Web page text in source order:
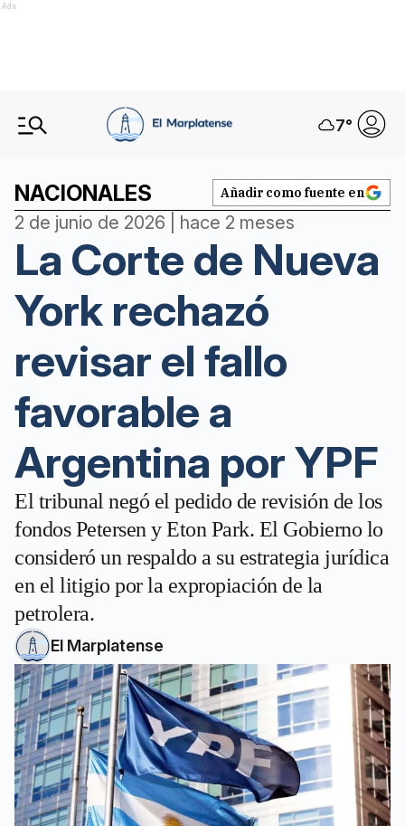
Ads
7°
NACIONALES Añadir como fuente en
2 de junio de 2026 | hace 2 meses
La Corte de Nueva
York rechazó
revisar el fallo
favorable a
Argentina por YPF
El tribunal negó el pedido de revisión de los
fondos Petersen y Eton Park. El Gobierno lo
consideró un respaldo a su estrategia jurídica
en el litigio por la expropiación de la
petrolera.
El Marplatense